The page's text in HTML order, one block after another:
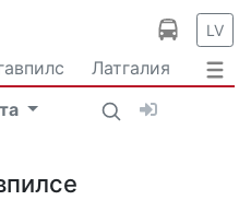
LV
Латгалия
Спорт